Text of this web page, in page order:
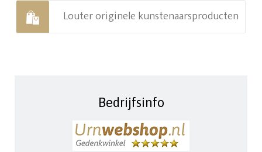
Louter originele kunstenaarsproducten
Bedrijfsinfo